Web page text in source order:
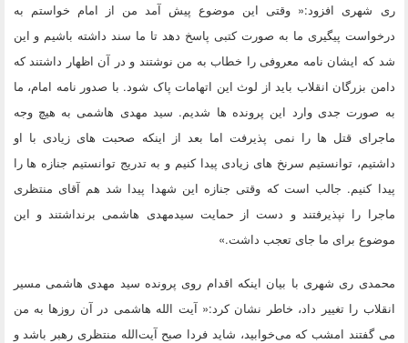
ری شهری افزود:« وقتی این موضوع پیش آمد من از امام خواستم به
درخواست پیگیری ما به صورت کتبی پاسخ دهد تا ما سند داشته باشیم و این
شد که ایشان نامه معروفی را خطاب به من نوشتند و در آن اظهار داشتند که
دامن بزرگان انقلاب باید از لوث این اتهامات پاک شود. با صدور نامه امام، ما
به صورت جدی وارد این پرونده ها شدیم. سید مهدی هاشمی به هیچ وجه
ماجرای قتل ها را نمی پذیرفت اما بعد از اینکه صحبت های زیادی با او
داشتیم، توانستیم سرنخ های زیادی پیدا کنیم و به تدریج توانستیم جنازه ها را
پیدا کنیم. جالب است که وقتی جنازه این شهدا پیدا شد هم آقای منتظری
ماجرا را نپذیرفتند و دست از حمایت سیدمهدی هاشمی برنداشتند و این
موضوع برای ما جای تعجب داشت.»
محمدی ری شهری با بیان اینکه اقدام روی پرونده سید مهدی هاشمی مسیر
انقلاب را تغییر داد، خاطر نشان کرد:« آیت الله هاشمی در آن روزها به من
می گفتند امشب که می‌خوابید، شاید فردا صبح آیت‌الله منتظری رهبر باشد و